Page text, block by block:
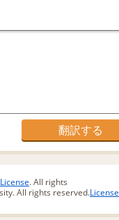
License. All rights
All rights reserved.License